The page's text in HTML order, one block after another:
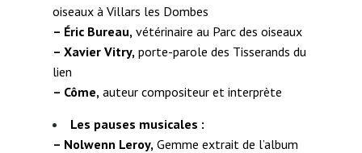
oiseaux à Villars les Dombes
– Éric Bureau, vétérinaire au Parc des oiseaux
– Xavier Vitry, porte-parole des Tisserands du
lien
– Côme, auteur compositeur et interprète
Les pauses musicales :
– Nolwenn Leroy, Gemme extrait de l’album